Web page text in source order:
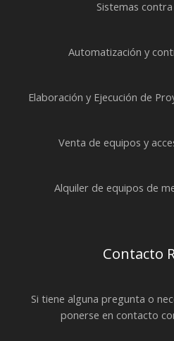
Sistemas
Automatización y
Elaboración y Ejecución de
Venta de equipos y
Alquiler de equipos de
Contacto
Si tiene alguna pregunta o
ponerse en contacto